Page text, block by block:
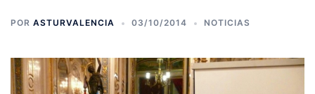
POR ASTURVALENCIA 03/10/2014 NOTICIAS